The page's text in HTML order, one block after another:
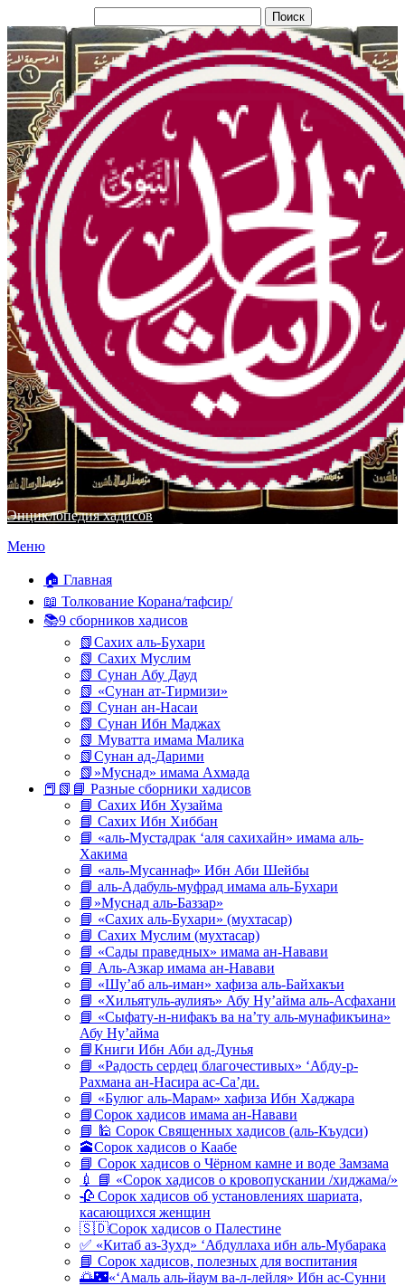
Энциклопедия хадисов
Перейти
содержимому
Меню
🏠 Главная
📖 Толкование Корана/тафсир/
📚9 сборников хадисов
📗Сахих аль-Бухари
📗 Сахих Муслим
📗 Сунан Абу Дауд
📗 «Сунан ат-Тирмизи»
📗 Сунан ан-Насаи
📗 Сунан Ибн Маджах
📗 Муватта имама Малика
📗Сунан ад-Дарими
📗»Муснад» имама Ахмада
📕📗📘 Разные сборники хадисов
📘 Сахих Ибн Хузайма
📘 Сахих Ибн Хиббан
📘 «аль-Мустадрак ‘аля сахихайн» имама аль-
Хакима
📘 «аль-Мусаннаф» Ибн Аби Шейбы
📘 аль-Адабуль-муфрад имама аль-Бухари
📘»Муснад аль-Баззар»
📘 «Сахих аль-Бухари» (мухтасар)
📘 Сахих Муслим (мухтасар)
📘 «Сады праведных» имама ан-Навави
📘 Аль-Азкар имама ан-Навави
📘 «Шу’аб аль-иман» хафиза аль-Байхакъи
📘 «Хильятуль-аулияъ» Абу Ну’айма аль-Асфахани
📘 «Сыфату-н-нифакъ ва на’ту аль-мунафикъина»
Абу Ну’айма
📘Книги Ибн Аби ад-Дунья
📘 «Радость сердец благочестивых» ‘Абду-р-
Рахмана ан-Насира ас-Са’ди.
📘 «Булюг аль-Марам» хафиза Ибн Хаджара
📘Сорок хадисов имама ан-Навави
📘 🕌 Сорок Священных хадисов (аль-Къудси)
🕋Сорок хадисов о Каабе
📘 Сорок хадисов о Чёрном камне и воде Замзама
💉 📘 «Сорок хадисов о кровопускании /хиджама/»
🥀 Сорок хадисов об установлениях шариата,
касающихся женщин
🇸🇩Сорок хадисов о Палестине
✅ «Китаб аз-Зухд» ‘Абдуллаха ибн аль-Мубарака
📘 Сорок хадисов, полезных для воспитания
🌅🌃«‘Амаль аль-йаум ва-л-лейля» Ибн ас-Сунни